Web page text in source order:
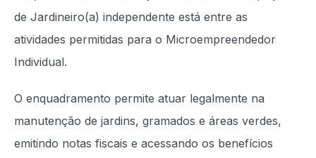
de Jardineiro(a) independente está entre as
atividades permitidas para o Microempreendedor
Individual.
O enquadramento permite atuar legalmente na
manutenção de jardins, gramados e áreas verdes,
emitindo notas fiscais e acessando os benefícios